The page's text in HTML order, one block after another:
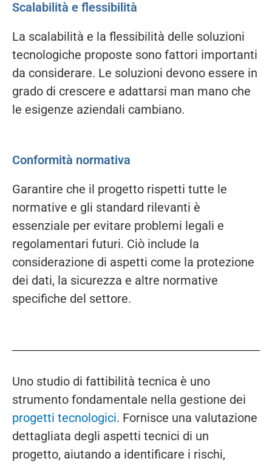
Scalabilità e flessibilità
La scalabilità e la flessibilità delle soluzioni
tecnologiche proposte sono fattori importanti
da considerare. Le soluzioni devono essere in
grado di crescere e adattarsi man mano che
le esigenze aziendali cambiano.
Conformità normativa
Garantire che il progetto rispetti tutte le
normative e gli standard rilevanti è
essenziale per evitare problemi legali e
regolamentari futuri. Ciò include la
considerazione di aspetti come la protezione
dei dati, la sicurezza e altre normative
specifiche del settore.
Uno studio di fattibilità tecnica è uno
strumento fondamentale nella gestione dei
progetti tecnologici. Fornisce una valutazione
dettagliata degli aspetti tecnici di un
progetto, aiutando a identificare i rischi,